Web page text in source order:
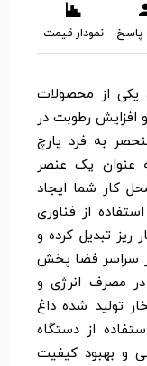
پاسخ نمودار قیمت
یکی از محصولات
افزایش رطوبت در
به فرد پارچ
عنوان یک عنصر
کار شما ایجاد
از فناوری
ریز تبدیل کرده و
در سراسر فضا پخش
مصرف انرژی و
تولید شده داغ
از دستگاه
و بهبود کیفیت